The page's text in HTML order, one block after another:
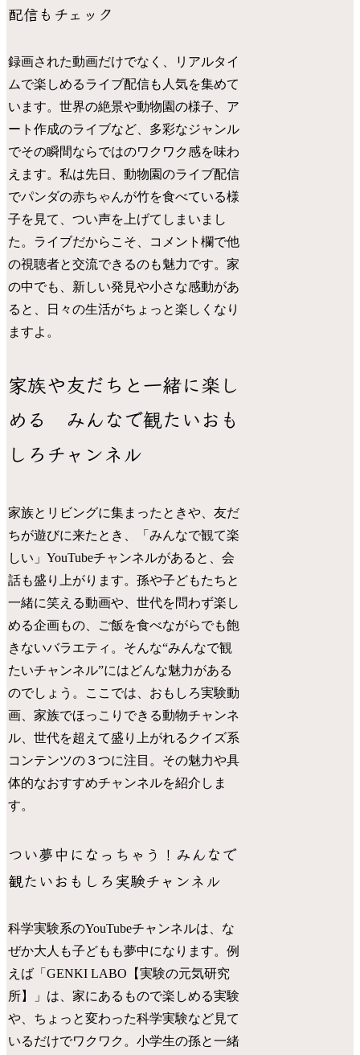
配信もチェック
録画された動画だけでなく、リアルタイ
ムで楽しめるライブ配信も人気を集めて
います。世界の絶景や動物園の様子、ア
ート作成のライブなど、多彩なジャンル
でその瞬間ならではのワクワク感を味わ
えます。私は先日、動物園のライブ配信
でパンダの赤ちゃんが竹を食べている様
子を見て、つい声を上げてしまいまし
た。ライブだからこそ、コメント欄で他
の視聴者と交流できるのも魅力です。家
の中でも、新しい発見や小さな感動があ
ると、日々の生活がちょっと楽しくなり
ますよ。
家族や友だちと一緒に楽し
める みんなで観たいおも
しろチャンネル
家族とリビングに集まったときや、友だ
ちが遊びに来たとき、「みんなで観て楽
しい」YouTubeチャンネルがあると、会
話も盛り上がります。孫や子どもたちと
一緒に笑える動画や、世代を問わず楽し
める企画もの、ご飯を食べながらでも飽
きないバラエティ。そんな“みんなで観
たいチャンネル”にはどんな魅力がある
のでしょう。ここでは、おもしろ実験動
画、家族でほっこりできる動物チャンネ
ル、世代を超えて盛り上がれるクイズ系
コンテンツの３つに注目。その魅力や具
体的なおすすめチャンネルを紹介しま
す。
つい夢中になっちゃう！みんなで
観たいおもしろ実験チャンネル
科学実験系のYouTubeチャンネルは、な
ぜか大人も子どもも夢中になります。例
えば「GENKI LABO【実験の元気研究
所】」は、家にあるもので楽しめる実験
や、ちょっと変わった科学実験など見て
いるだけでワクワク。小学生の孫と一緒